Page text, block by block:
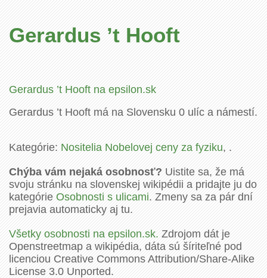
Gerardus ’t Hooft
Gerardus ’t Hooft na epsilon.sk
Gerardus ’t Hooft má na Slovensku 0 ulíc a námestí.
Kategórie:Nositelia Nobelovej ceny za fyziku, .
Chýba vám nejaká osobnosť?Uistite sa, že má
svoju stránku na slovenskej wikipédii a pridajte ju do
kategórieOsobnosti s ulicami. Zmeny sa za pár dní
prejavia automaticky aj tu.
Všetky osobnosti na epsilon.sk.Zdrojom dát je
Openstreetmap a wikipédia, dáta sú šíriteľné pod
licenciou Creative Commons Attribution/Share-Alike
License 3.0 Unported.